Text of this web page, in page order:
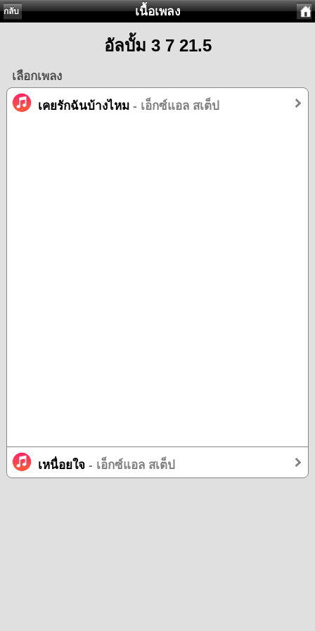
กลับ เนื้อเพลง
อัลบั้ม 3 7 21.5
เลือกเพลง
เคยรักฉันบ้างไหม - เอ็กซ์แอล สเต็ป
เหนื่อยใจ - เอ็กซ์แอล สเต็ป